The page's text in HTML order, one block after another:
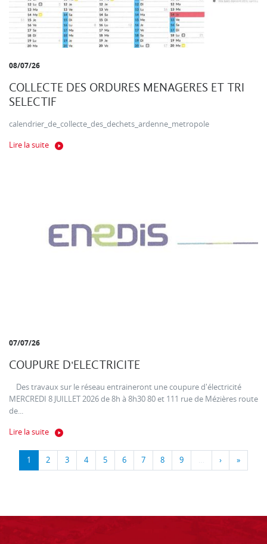
08/07/26
COLLECTE DES ORDURES MENAGERES ET TRI
SELECTIF
calendrier_de_collecte_des_dechets_ardenne_metropole
Lire la suite
07/07/26
COUPURE D'ELECTRICITE
Des travaux sur le réseau entraineront une coupure d'électricité
MERCREDI 8 JUILLET 2026 de 8h à 8h30 80 et 111 rue de Mézières route
de...
Lire la suite
1 2 3 4 5 6 7 8 9 … › »